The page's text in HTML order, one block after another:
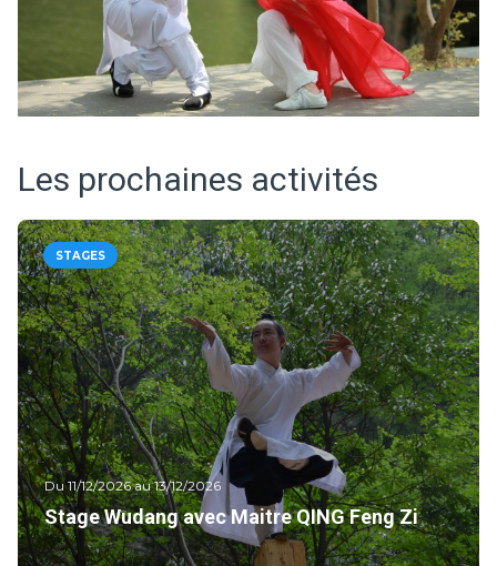
Les prochaines activités
STAGES
Du 11/12/2026 au 13/12/2026
Stage Wudang avec Maitre QING Feng Zi